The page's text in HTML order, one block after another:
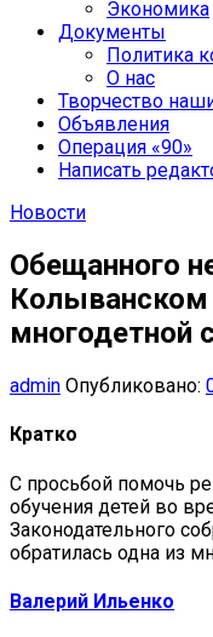
Экономика
Документы
Политика
О нас
Творчество
Объявления
Операция «90»
Написать
Новости
Обещанного
Колыванском
многодетной
admin Опубликовано:
Кратко
С просьбой помочь
обучения детей во
Законодательного
обратилась одна из
Валерий Ильенко